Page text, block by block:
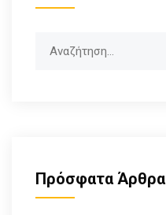
Πρόσφατα Άρθρα